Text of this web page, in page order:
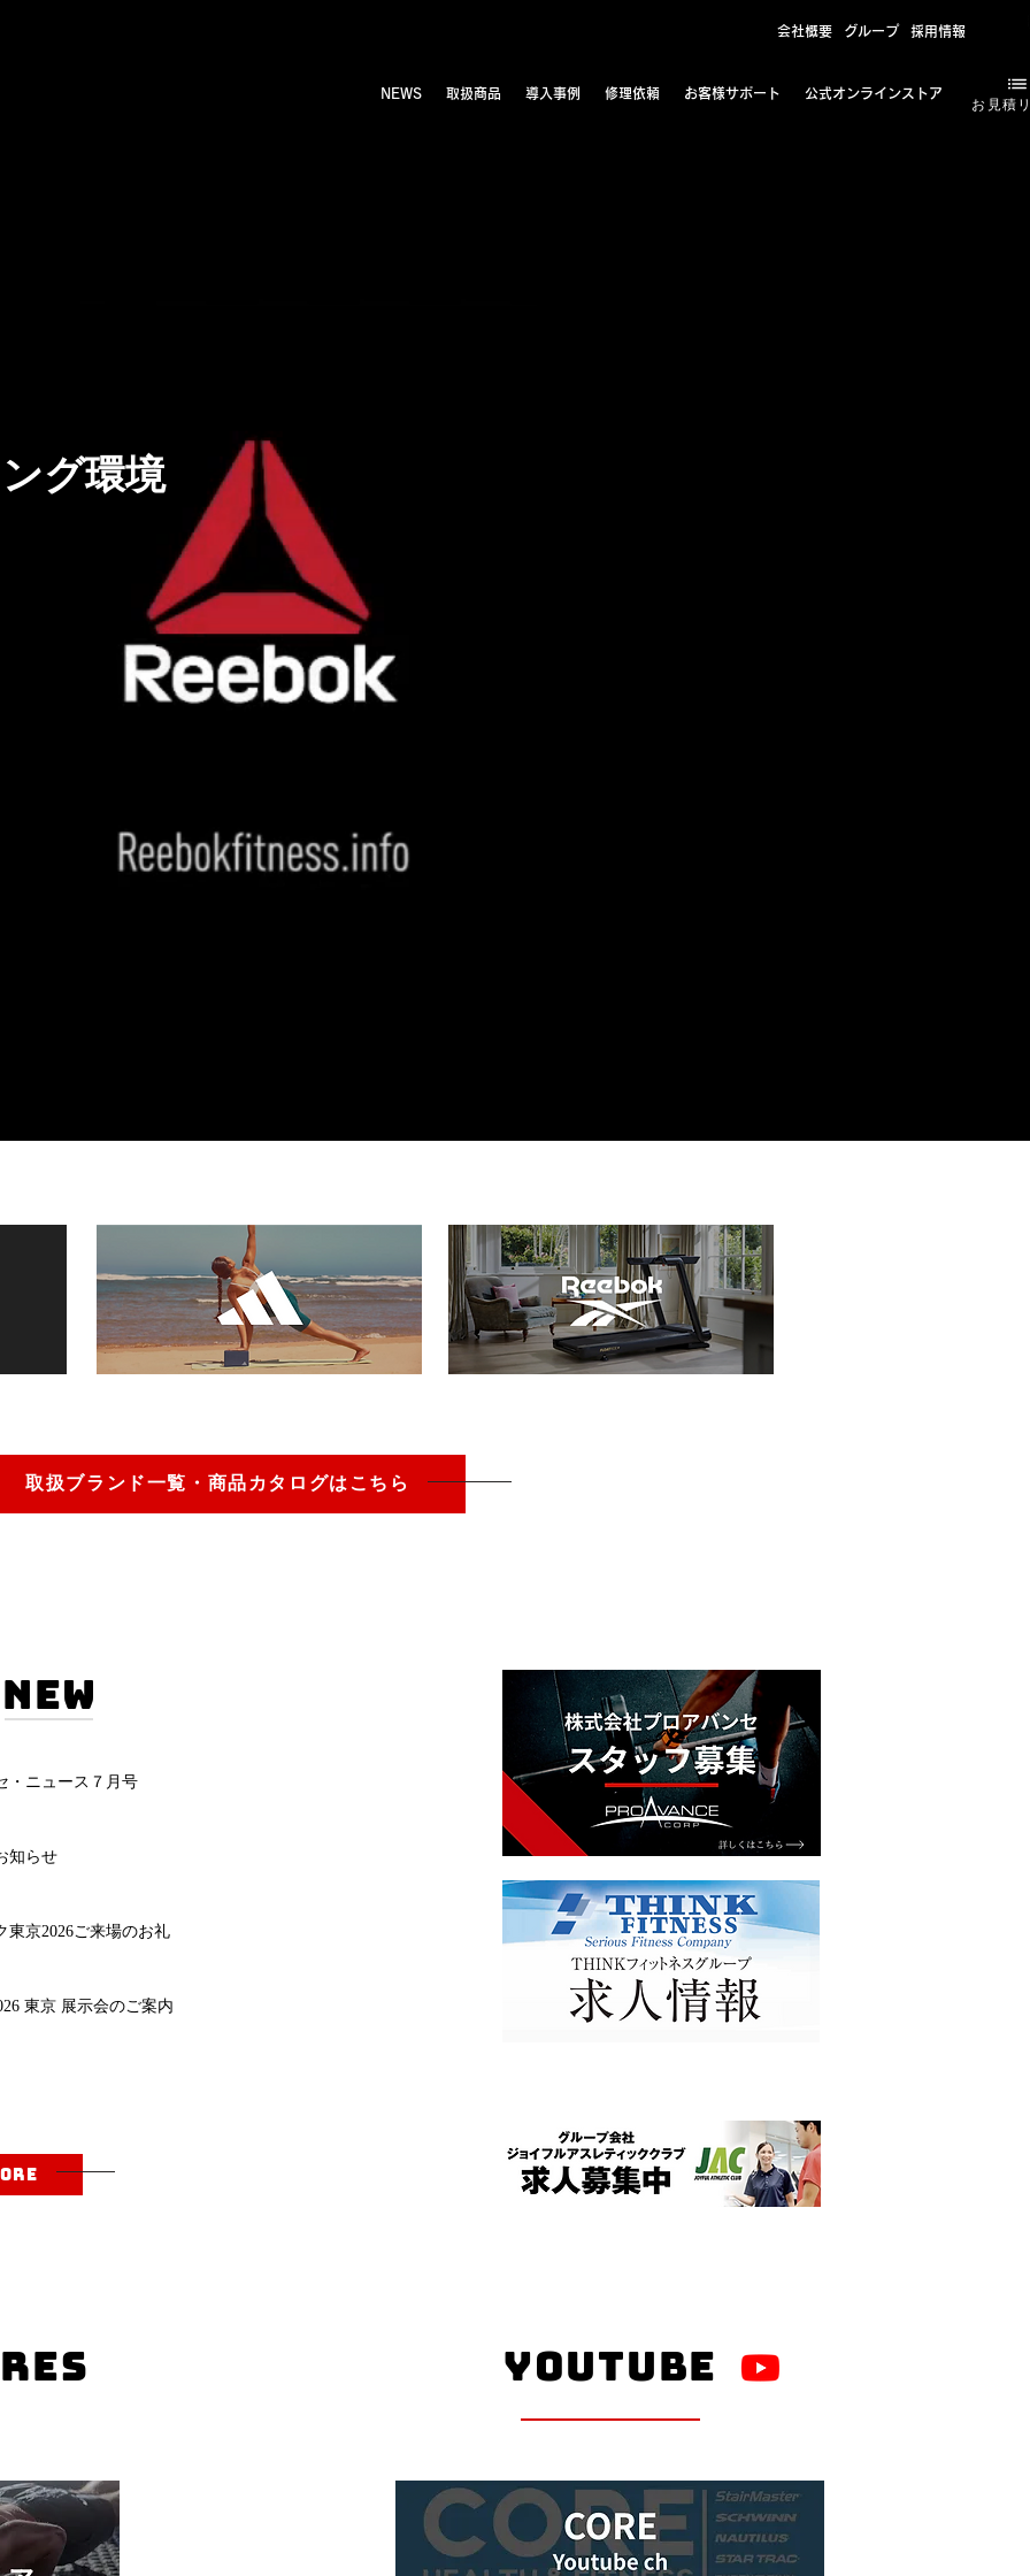
会社概要 グループ 採用情報
NEWS 取扱商品 導入事例 修理依頼 お客様サポート 公式オンラインストア
お見積
グ環境
取扱ブランド一覧・商品カタログはこちら
・ニュース７月号
知らせ
東京2026ご来場のお礼
東京 展示会のご案内
YOUTUBE